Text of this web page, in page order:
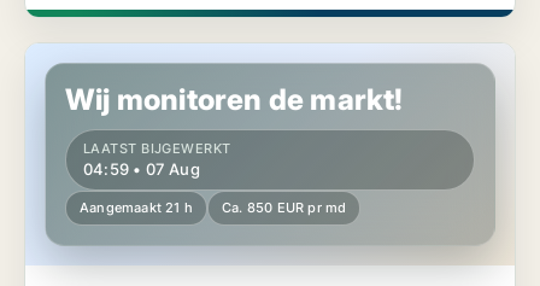
Horeca pand in Leeuwarden, Friesland NL
Wij monitoren de markt!
LAATST BIJGEWERKT
04:59 • 07 Aug
Aangemaakt 21 h Ca. 850 EUR pr md